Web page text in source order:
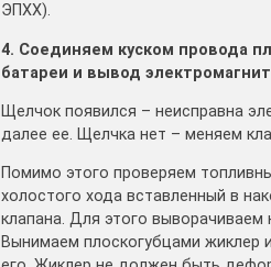
ЭПХХ).
4. Соединяем куском провода
батареи и вывод
Щелчок появился – неисправна
далее ее. Щелчка нет – меняем
Помимо этого проверяем
холостого хода вставленный в
клапана. Для этого выворачиваем
Вынимаем плоскогубцами жиклер